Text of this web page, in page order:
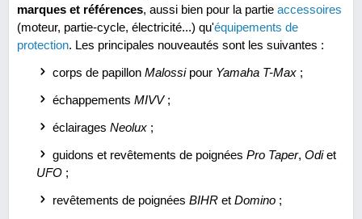
marques et références, aussi bien pour la partie accessoires
(moteur, partie-cycle, électricité...) qu'équipements de
protection. Les principales nouveautés sont les suivantes :
corps de papillonMalossipour Yamaha T-Max ;
échappementsMIVV;
éclairagesNeolux ;
guidons et revêtements de poignéesPro Taper,Odiet
UFO ;
revêtements de poignéesBIHR etDomino ;